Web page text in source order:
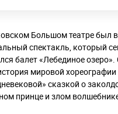
Большом театре был
спектакль, который
балет «Лебединое озеро».
мировой хореографии
сказкой о
принце и злом